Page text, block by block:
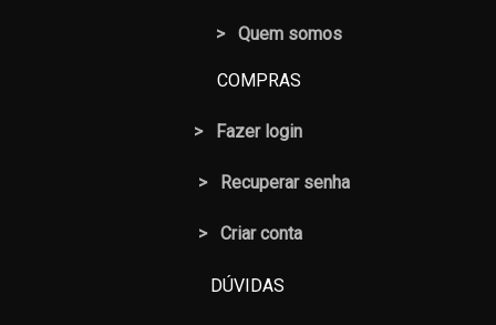
> Quem somos
COMPRAS
> Fazer login
> Recuperar senha
> Criar conta
DÚVIDAS